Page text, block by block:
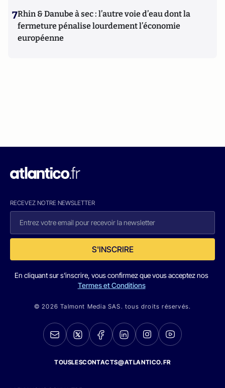
7Rhin & Danube à sec : l’autre voie d’eau dont la
fermeture pénalise lourdement l’économie
européenne
RECEVEZ NOTRE NEWSLETTER
S'INSCRIRE
En cliquant sur s'inscrire, vous confirmez que vous acceptez nos
Termes et Conditions
© 2026 Talmont Media SAS. tous droits réservés.
TOUSLESCONTACTS@ATLANTICO.FR